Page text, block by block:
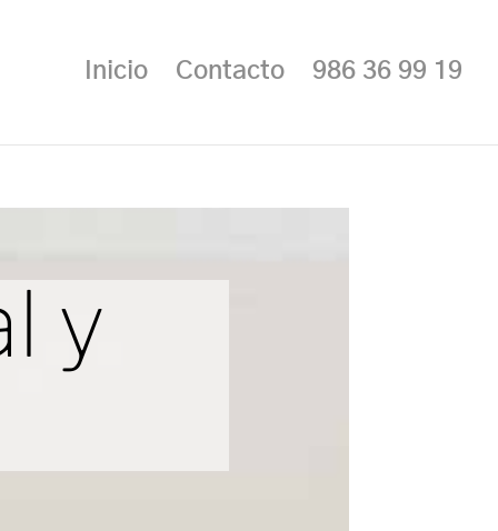
Inicio Contacto 986 36 99 19
y